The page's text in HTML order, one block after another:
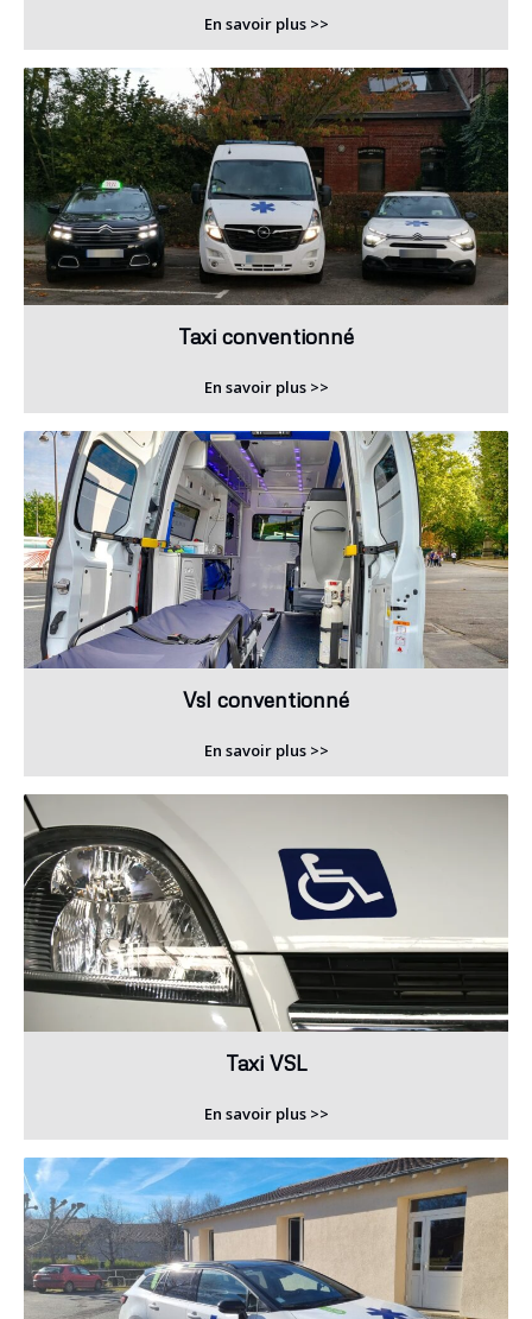
En savoir plus >>
Taxi conventionné
En savoir plus >>
Vsl conventionné
En savoir plus >>
Taxi VSL
En savoir plus >>